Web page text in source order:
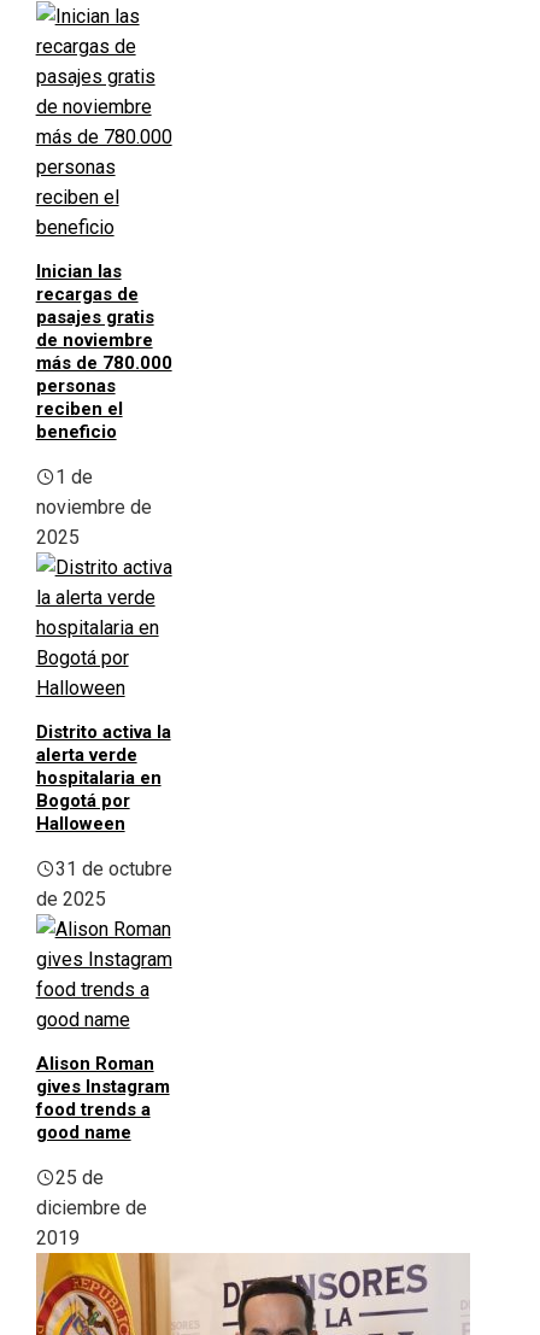
Inician las
recargas de
pasajes gratis
de noviembre
más de 780.000
personas
reciben el
beneficio
1 de
noviembre de
2025
Distrito activa la
alerta verde
hospitalaria en
Bogotá por
Halloween
31 de octubre
de 2025
Alison Roman
gives Instagram
food trends a
good name
25 de
diciembre de
2019